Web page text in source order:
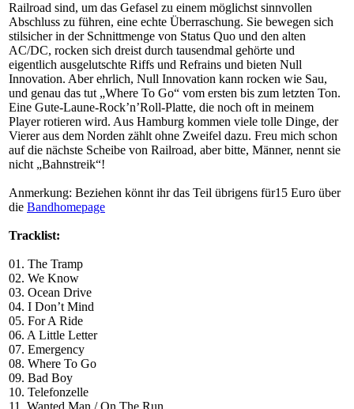
Railroad sind, um das Gefasel zu einem möglichst sinnvollen
Abschluss zu führen, eine echte Überraschung. Sie bewegen sich
stilsicher in der Schnittmenge von Status Quo und den alten
AC/DC, rocken sich dreist durch tausendmal gehörte und
eigentlich ausgelutschte Riffs und Refrains und bieten Null
Innovation. Aber ehrlich, Null Innovation kann rocken wie Sau,
und genau das tut „Where To Go“ vom ersten bis zum letzten Ton.
Eine Gute-Laune-Rock’n’Roll-Platte, die noch oft in meinem
Player rotieren wird. Aus Hamburg kommen viele tolle Dinge, der
Vierer aus dem Norden zählt ohne Zweifel dazu. Freu mich schon
auf die nächste Scheibe von Railroad, aber bitte, Männer, nennt sie
nicht „Bahnstreik“!
Anmerkung: Beziehen könnt ihr das Teil übrigens für15 Euro über
die Bandhomepage
Tracklist:
01. The Tramp
02. We Know
03. Ocean Drive
04. I Don’t Mind
05. For A Ride
06. A Little Letter
07. Emergency
08. Where To Go
09. Bad Boy
10. Telefonzelle